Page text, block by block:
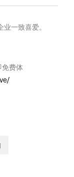
业一致喜爱。
免费体